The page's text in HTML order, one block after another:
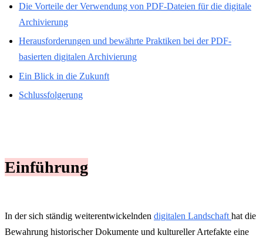
Die Vorteile der Verwendung von PDF-Dateien für die digitale
Archivierung
Herausforderungen und bewährte Praktiken bei der PDF-
basierten digitalen Archivierung
Ein Blick in die Zukunft
Schlussfolgerung
Einführung
In der sich ständig weiterentwickelnden digitalen Landschaft hat die
Bewahrung historischer Dokumente und kultureller Artefakte eine